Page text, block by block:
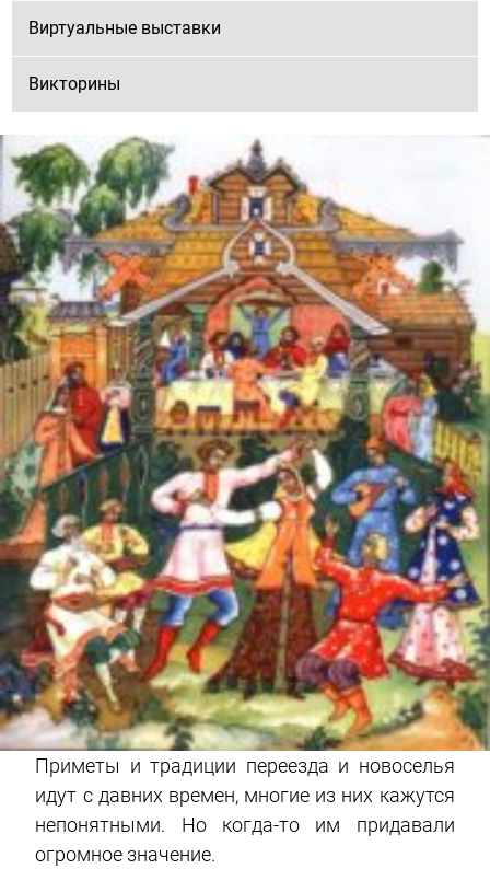
Виртуальные выставки
Викторины
Приметы и традиции переезда и новоселья
идут с давних времен, многие из них кажутся
непонятными. Но когда-то им придавали
огромное значение.